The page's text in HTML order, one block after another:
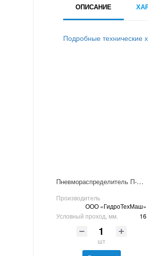
ОПИСАНИЕ
Подробные технические
Пневмораспределитель П-Р13Э-16/10-01
Производитель
ООО «ГидроТехМаш»
Условный проход, мм.
16
шт